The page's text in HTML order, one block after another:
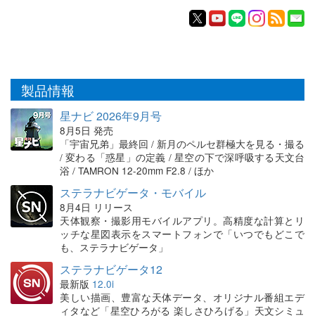
製品情報
星ナビ 2026年9月号
8月5日 発売
「宇宙兄弟」最終回 / 新月のペルセ群極大を見る・撮る
/ 変わる「惑星」の定義 / 星空の下で深呼吸する天文台
浴 / TAMRON 12-20mm F2.8 / ほか
ステラナビゲータ・モバイル
8月4日 リリース
天体観察・撮影用モバイルアプリ。高精度な計算とリ
ッチな星図表示をスマートフォンで「いつでもどこで
も、ステラナビゲータ」
ステラナビゲータ12
最新版 12.0i
美しい描画、豊富な天体データ、オリジナル番組エデ
ィタなど「星空ひろがる 楽しさひろげる」天文シミュ